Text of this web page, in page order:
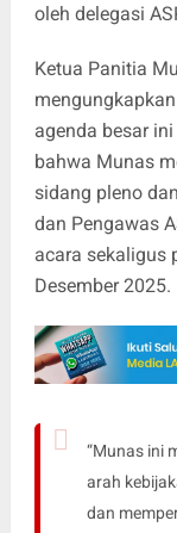
oleh delegasi
Ketua Panitia
agenda besar
bahwa Munas
sidang pleno
dan Pengawas
acara sekaligus
Desember 2025.
“Munas ini
arah
dan